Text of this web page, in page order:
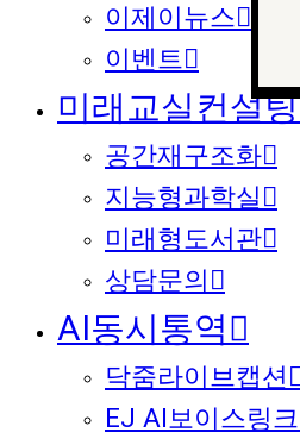
이제이뉴스
이벤트
미래교실컨설팅
공간재구조화
지능형과학실
미래형도서관
상담문의
AI동시통역
닥줌라이브캡션
EJ AI보이스링크